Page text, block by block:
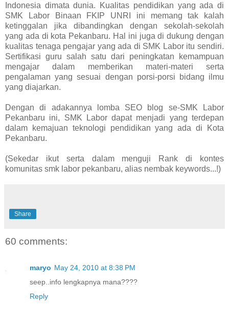
Indonesia dimata dunia. Kualitas pendidikan yang ada di
SMK Labor Binaan FKIP UNRI ini memang tak kalah
ketinggalan jika dibandingkan dengan sekolah-sekolah
yang ada di kota Pekanbaru. Hal ini juga di dukung dengan
kualitas tenaga pengajar yang ada di SMK Labor itu sendiri.
Sertifikasi guru salah satu dari peningkatan kemampuan
mengajar dalam memberikan materi-materi serta
pengalaman yang sesuai dengan porsi-porsi bidang ilmu
yang diajarkan.
Dengan di adakannya lomba SEO blog se-SMK Labor
Pekanbaru ini, SMK Labor dapat menjadi yang terdepan
dalam kemajuan teknologi pendidikan yang ada di Kota
Pekanbaru.
(Sekedar ikut serta dalam menguji Rank di kontes
komunitas smk labor pekanbaru, alias nembak keywords...!)
Share
60 comments:
maryo May 24, 2010 at 8:38 PM
seep..info lengkapnya mana????
Reply